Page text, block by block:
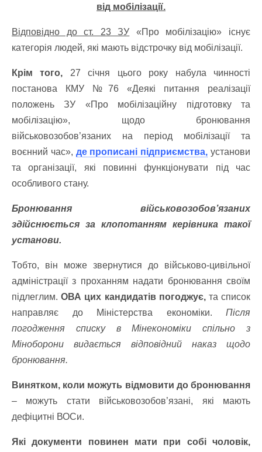
від мобілізації.
Відповідно до ст. 23 ЗУ «Про мобілізацію» існує
категорія людей, які мають відстрочку від мобілізації.
Крім того, 27 січня цього року набула чинності
постанова КМУ №76 «Деякі питання реалізації
положень ЗУ «Про мобілізаційну підготовку та
мобілізацію», щодо бронювання
військовозобов’язаних на період мобілізації та
воєнний час», де прописані підприємства, установи
та організації, які повинні функціонувати під час
особливого стану.
Бронювання військовозобов’язаних
здійснюється за клопотанням керівника такої
установи.
Тобто, він може звернутися до військово-цивільної
адміністрації з проханням надати бронювання своїм
підлеглим.ОВА цих кандидатів погоджує,та список
направляє до Міністерства економіки. Після
погодження списку в Мінекономіки спільно з
Міноборони видається відповідний наказ щодо
бронювання.
Винятком, коли можуть відмовити до бронювання
– можуть стати військовозобов’язані, які мають
дефіцитні ВОСи.
Які документи повинен мати при собі чоловік,